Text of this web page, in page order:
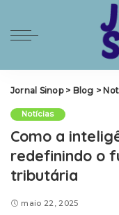
Jornal Sinop> Blog >
Notícias
Como a
redefinindo o
tributária
maio 22, 2025